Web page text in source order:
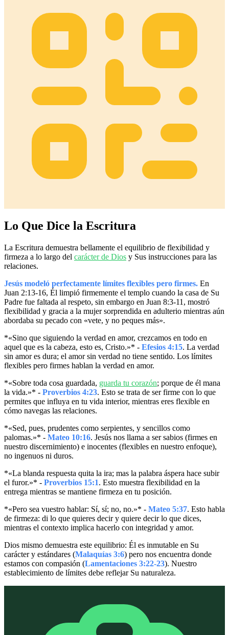
Lo Que Dice la Escritura
La Escritura demuestra bellamente el equilibrio de flexibilidad y
firmeza a lo largo del carácter de Dios y Sus instrucciones para las
relaciones.
Jesús modeló perfectamente límites flexibles pero firmes. En
Juan 2:13-16, Él limpió firmemente el templo cuando la casa de Su
Padre fue faltada al respeto, sin embargo en Juan 8:3-11, mostró
flexibilidad y gracia a la mujer sorprendida en adulterio mientras aún
abordaba su pecado con «vete, y no peques más».
*«Sino que siguiendo la verdad en amor, crezcamos en todo en
aquel que es la cabeza, esto es, Cristo.»* - Efesios 4:15. La verdad
sin amor es dura; el amor sin verdad no tiene sentido. Los límites
flexibles pero firmes hablan la verdad en amor.
*«Sobre toda cosa guardada, guarda tu corazón; porque de él mana
la vida.»* - Proverbios 4:23. Esto se trata de ser firme con lo que
permites que influya en tu vida interior, mientras eres flexible en
cómo navegas las relaciones.
*«Sed, pues, prudentes como serpientes, y sencillos como
palomas.»* - Mateo 10:16. Jesús nos llama a ser sabios (firmes en
nuestro discernimiento) e inocentes (flexibles en nuestro enfoque),
no ingenuos ni duros.
*«La blanda respuesta quita la ira; mas la palabra áspera hace subir
el furor.»* - Proverbios 15:1. Esto muestra flexibilidad en la
entrega mientras se mantiene firmeza en tu posición.
*«Pero sea vuestro hablar: Sí, sí; no, no.»* - Mateo 5:37. Esto habla
de firmeza: di lo que quieres decir y quiere decir lo que dices,
mientras el contexto implica hacerlo con integridad y amor.
Dios mismo demuestra este equilibrio: Él es inmutable en Su
carácter y estándares (Malaquías 3:6) pero nos encuentra donde
estamos con compasión (Lamentaciones 3:22-23). Nuestro
establecimiento de límites debe reflejar Su naturaleza.